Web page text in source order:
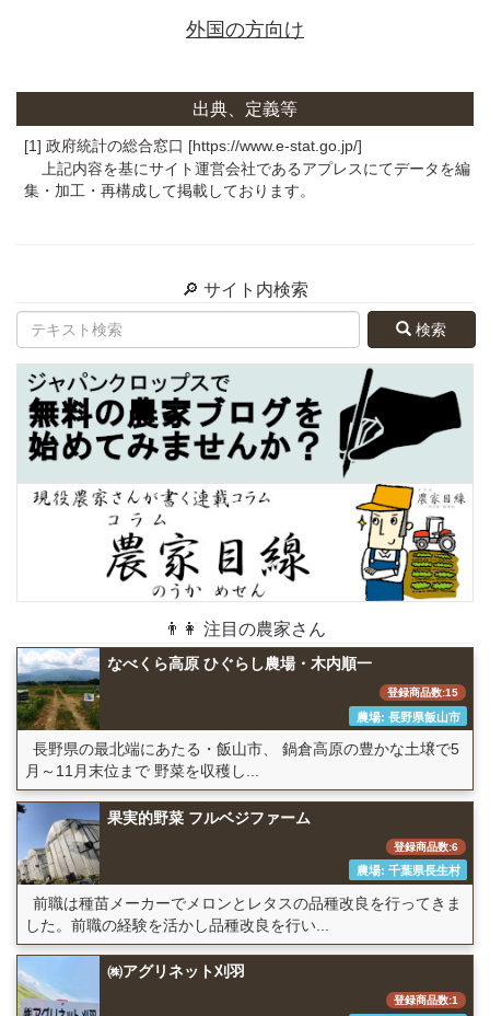
外国の方向け
出典、定義等
[1] 政府統計の総合窓口 [https://www.e-stat.go.jp/]
上記内容を基にサイト運営会社であるアプレスにてデータを編
集・加工・再構成して掲載しております。
🔎 サイト内検索
検索
👨👩 注目の農家さん
なべくら高原 ひぐらし農場・木内順一
登録商品数:15
農場: 長野県飯山市
長野県の最北端にあたる・飯山市、 鍋倉高原の豊かな土壌で5
月～11月末位まで 野菜を収穫し...
果実的野菜 フルベジファーム
登録商品数:6
農場: 千葉県長生村
前職は種苗メーカーでメロンとレタスの品種改良を行ってきま
した。前職の経験を活かし品種改良を行い...
㈱アグリネット刈羽
登録商品数:1